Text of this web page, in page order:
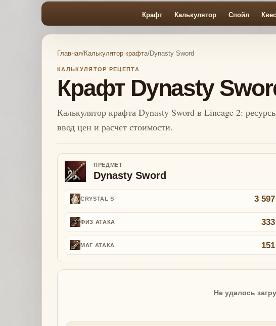
Крафт Калькулятор Спойл
Главная/Калькулятор крафта/Dynasty Sword
КАЛЬКУЛЯТОР РЕЦЕПТА
Крафт Dynasty
Калькулятор крафта Dynasty Sword в Lineage 2:
ввод цен и расчет стоимости.
ПРЕДМЕТ
Dynasty Sword
CRYSTAL S 3 597
ФИЗ АТАКА 333
МАГ АТАКА 151
Не удалось